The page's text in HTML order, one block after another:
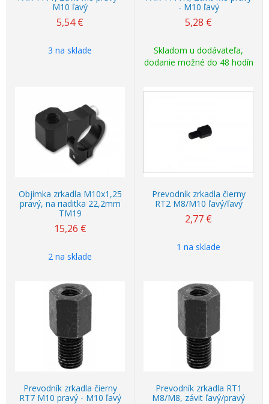
M10 ľavý
5,54 €
3 na sklade
- M10 ľavý
5,28 €
Skladom u dodávateľa,
dodanie možné do 48 hodín
Objímka zrkadla M10x1,25
pravý, na riaditka 22,2mm
TM19
15,26 €
2 na sklade
Prevodník zrkadla čierny
RT2 M8/M10 ľavý/ľavý
2,77 €
1 na sklade
Prevodník zrkadla čierny
RT7 M10 pravý - M10 ľavý
Prevodník zrkadla RT1
M8/M8, závit ľavý/pravý